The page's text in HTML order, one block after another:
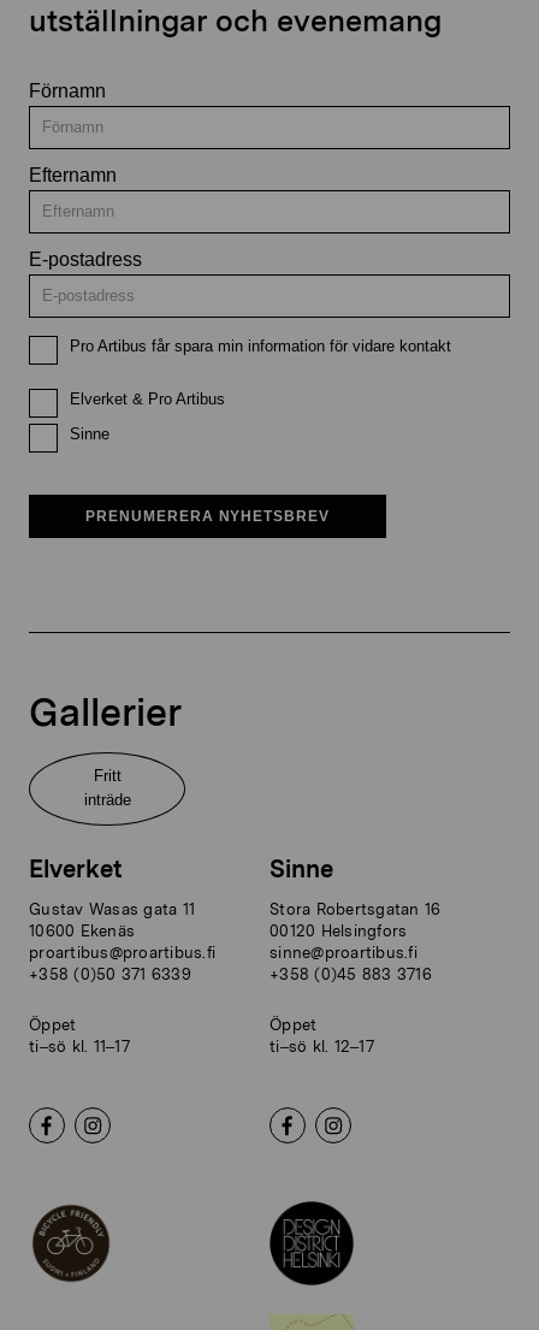
utställningar och evenemang
Förnamn
Efternamn
E-postadress
Pro Artibus får spara min information för vidare kontakt
Elverket & Pro Artibus
Sinne
PRENUMERERA NYHETSBREV
Gallerier
Fritt
inträde
Elverket
Gustav Wasas gata 11
10600 Ekenäs
proartibus@proartibus.fi
+358 (0)50 371 6339
Öppet
ti–sö kl. 11–17
Sinne
Stora Robertsgatan 16
00120 Helsingfors
sinne@proartibus.fi
+358 (0)45 883 3716
Öppet
ti–sö kl. 12–17